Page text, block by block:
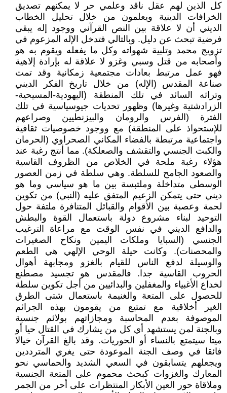
كل الذين لهم عقل ناقد وعلمي حر لا يمكنهم تصديق
الخرافات الدينية ويعلمون من خلال تحليل الخطاب
الديني أن لا علاقة بين النص القرآني ووجود إله يبقى
فرضية تبحث عن دليل. وبالتالي فتدخل الإله المزعوم في
تزويج محمد وتلبية شهواته وكل ما يفعله ويقوم به هو
وأصحابه من قتل وسبي وغزو لا علاقة له بإرادة إلاهية
فهو عمل مرتبط بعادات مجتمعية زمكانية وقد تمت
صناعة المقدس (الإله) من خلال تاريخ الفكر الديني
وتراثه السائد في تلك المنطقة (اليهودية-المسيحية-
الزرادشتية وغيرها) وظهور تحديات جيوسياسية في تلك
الفترة (الفرس والرومان والبيزنطيين وصراعهم
للإستحواذ على المنطقة) مع ووجود خصوصيات ثقافية
واجتماعية مرتبطة بالفضاء المكاني الصحراوي (الحرمان
والكبت الجنسي والتقشف والصعلكة). مما أنتج رغبة عند
هؤلاء رغبة ملحة في الخلاص من الظروف القاسية
والصعود الجامح للسلطة. وهي سلطة في زمن العصور
الوسطى متداخلة وملتبسة بين ما هو سياسي وما هو
ديني حتى يتمكن الزعيم المتفق عليه (النبي) من تكوين
لحمة وعصبة بين الأقوام والقبائل المتنافرة ملتفة حول
التوحيد لبناء مشروع دولة باستعمال القوة والبطش
والدافع الديني في نفس الوقت مع مراعاة الترغيب
الجنسي (السبايا وملكات اليمين ونكاح الصغيرات
والمحصنات). وكانت حيلة الوحي الإلهي هي الطعم
والوسيلة لدفع الناس للقيام بالغزو ومجابهة أهوال
الحروب القاسية جدا. فالمقدس هو تجسيد مصطنع
لخداع الأغبياء والمغفلين والبدائيين من أجل تكوين سلطة
للحصول على المتعة والغنيمة باستعمال شتى الطرق
الغير أخلاقية مع تمتيع من يقومون بهذه الجرائم
الموصوفة بعدم المحاسبة ومجازاتهم بولائم جنسية
وبالجنة لمن يستشهد أي كل من يشارك في القتال حيا أو
ميتا سيتمتع بالنساء أو الحوريات. وقد بالغ القرآن خيالا
فائقا في وصف الجنة الموعودة حتى يغري المترددين
ويجعلهم يتسابقون في السعي الشديد والحماسي نحو
المعارك والغزوات كبحث محموم على المتعة الجنسية
وملاقاة حور العين الأبكار المنتظرات على أحر من الجمر